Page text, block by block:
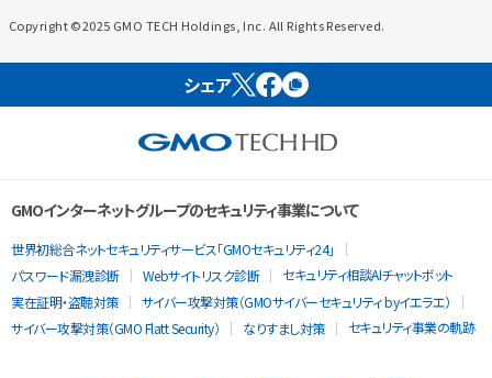
Copyright ©2025 GMO TECH Holdings, Inc. All Rights Reserved.
シェア
GMOインターネットグループのセキュリティ事業について
世界初総合ネットセキュリティサービス「GMOセキュリティ24」
パスワード漏洩診断
Webサイトリスク診断
セキュリティ相談AIチャットボット
実在証明・盗聴対策
サイバー攻撃対策（GMOサイバーセキュリティ byイエラエ）
サイバー攻撃対策（GMO Flatt Security）
なりすまし対策 セキュリティ事業の軌跡